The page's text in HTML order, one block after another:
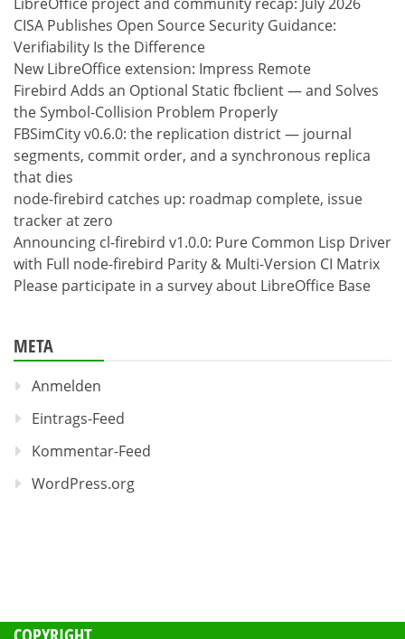
CISA Publishes Open Source Security Guidance:
Verifiability Is the Difference
New LibreOffice extension: Impress Remote
Firebird Adds an Optional Static fbclient — and Solves
the Symbol-Collision Problem Properly
FBSimCity v0.6.0: the replication district — journal
segments, commit order, and a synchronous replica
that dies
node-firebird catches up: roadmap complete, issue
tracker at zero
Announcing cl-firebird v1.0.0: Pure Common Lisp Driver
with Full node-firebird Parity & Multi-Version CI Matrix
Please participate in a survey about LibreOffice Base
META
Anmelden
Eintrags-Feed
Kommentar-Feed
WordPress.org